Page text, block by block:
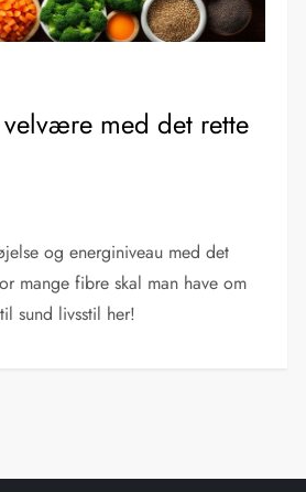
med det rette
og energiniveau med det
mange fibre skal man have om
sund livsstil her!